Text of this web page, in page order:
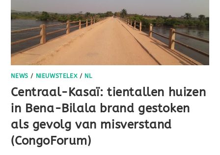
NEWS / NIEUWSTELEX/ NL
Centraal-Kasaï: tientallen huizen
in Bena-Bilala brand gestoken
als gevolg van misverstand
(CongoForum)